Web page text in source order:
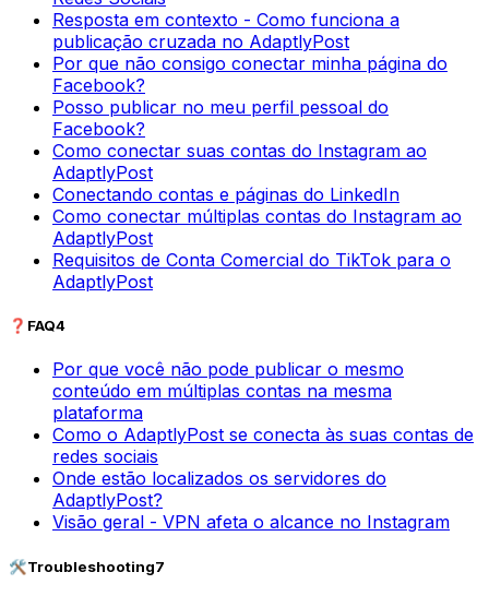
Resposta em contexto - Como funciona a
publicação cruzada no AdaptlyPost
Por que não consigo conectar minha página do
Facebook?
Posso publicar no meu perfil pessoal do
Facebook?
Como conectar suas contas do Instagram ao
AdaptlyPost
Conectando contas e páginas do LinkedIn
Como conectar múltiplas contas do Instagram ao
AdaptlyPost
Requisitos de Conta Comercial do TikTok para o
AdaptlyPost
❓ FAQ4
Por que você não pode publicar o mesmo
conteúdo em múltiplas contas na mesma
plataforma
Como o AdaptlyPost se conecta às suas contas de
redes sociais
Onde estão localizados os servidores do
AdaptlyPost?
Visão geral - VPN afeta o alcance no Instagram
🛠️Troubleshooting7